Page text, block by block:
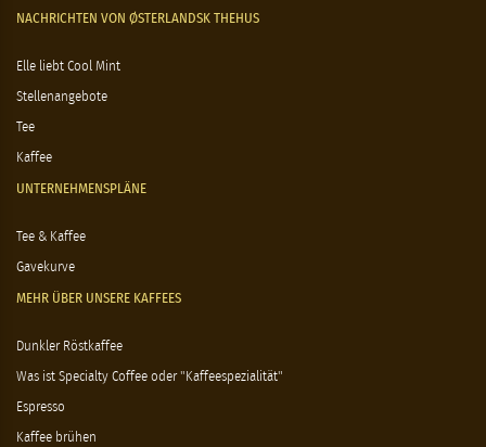
NACHRICHTEN VON ØSTERLANDSK THEHUS
Elle liebt Cool Mint
Stellenangebote
Tee
Kaffee
UNTERNEHMENSPLÄNE
Tee & Kaffee
Gavekurve
MEHR ÜBER UNSERE KAFFEES
Dunkler Röstkaffee
Was ist Specialty Coffee oder "Kaffeespezialität"
Espresso
Kaffee brühen